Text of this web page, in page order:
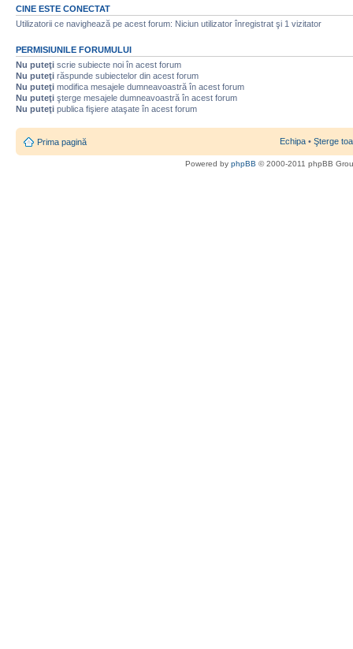
CINE ESTE CONECTAT
Utilizatorii ce navighează pe acest forum: Niciun utilizator înregistrat şi 1 vizitator
PERMISIUNILE FORUMULUI
Nu puteţi scrie subiecte noi în acest forum
Nu puteţi răspunde subiectelor din acest forum
Nu puteţi modifica mesajele dumneavoastră în acest forum
Nu puteţi şterge mesajele dumneavoastră în acest forum
Nu puteţi publica fişiere ataşate în acest forum
Prima pagină Echipa • Şterge
Powered by phpBB © 2000-2011 phpBB